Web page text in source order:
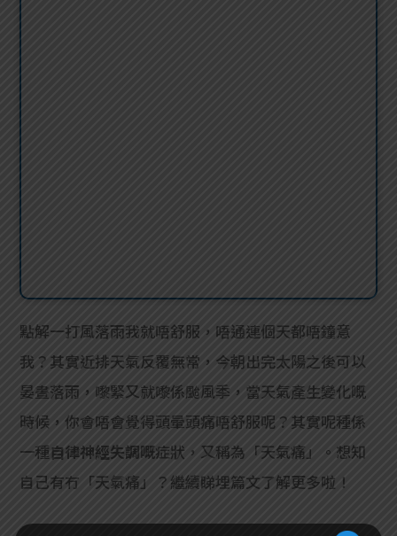
點解一打風落雨我就唔舒服，唔通連個天都唔鐘意
我？其實近排天氣反覆無常，今朝出完太陽之後可以
晏晝落雨，嚟緊又就嚟係颱風季，當天氣產生變化嘅
時候，你會唔會覺得頭暈頭痛唔舒服呢？其實呢種係
一種 自律神經失調嘅症狀，又稱為「天氣痛」。想知
自己有冇「天氣痛」？繼續睇埋篇文了解更多啦！